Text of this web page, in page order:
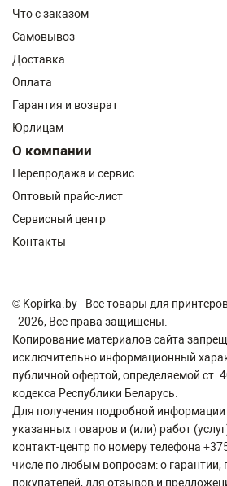
Что с заказом
Самовывоз
Доставка
Оплата
Гарантия и возврат
Юрлицам
О компании
Перепродажа и сервис
Оптовый прайс-лист
Сервисный центр
Контакты
© Kopirka.by - Все товары для
- 2026, Все права защищены.
Копирование материалов сайта
исключительно информационный
публичной офертой, определяемой ст.
кодекса Республики Беларусь.
Для получения подробной информации
указанных товаров и (или) работ
контакт-центр по номеру телефона
числе по любым вопросам: о гарантии,
покупателей, для отзывов и